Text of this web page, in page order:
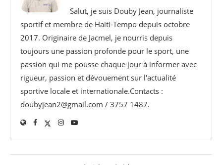
Salut, je suis Douby Jean, journaliste
sportif et membre de Haiti-Tempo depuis octobre
2017. Originaire de Jacmel, je nourris depuis
toujours une passion profonde pour le sport, une
passion qui me pousse chaque jour à informer avec
rigueur, passion et dévouement sur l'actualité
sportive locale et internationale.Contacts :
doubyjean2@gmail.com / 3757 1487.